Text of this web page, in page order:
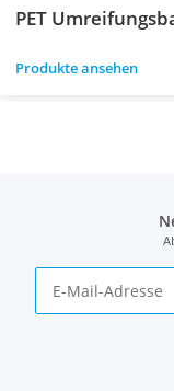
PET
Produkte ansehen